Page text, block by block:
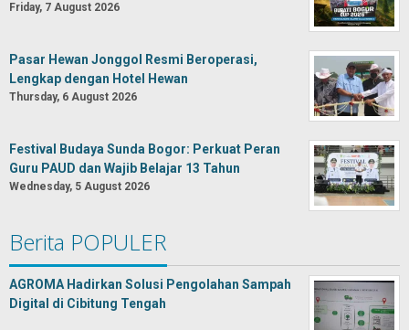
Friday, 7 August 2026
Pasar Hewan Jonggol Resmi Beroperasi,
Lengkap dengan Hotel Hewan
Thursday, 6 August 2026
Festival Budaya Sunda Bogor: Perkuat Peran
Guru PAUD dan Wajib Belajar 13 Tahun
Wednesday, 5 August 2026
Berita POPULER
AGROMA Hadirkan Solusi Pengolahan Sampah
Digital di Cibitung Tengah